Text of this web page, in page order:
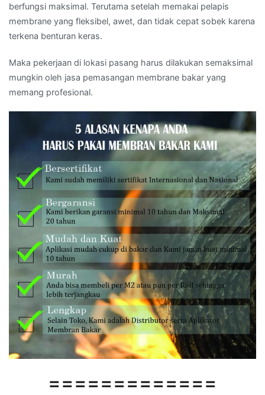
berfungsi maksimal. Terutama setelah memakai pelapis
membrane yang fleksibel, awet, dan tidak cepat sobek karena
terkena benturan keras.
Maka pekerjaan di lokasi pasang harus dilakukan semaksimal
mungkin oleh jasa pemasangan membrane bakar yang
memang profesional.
=============